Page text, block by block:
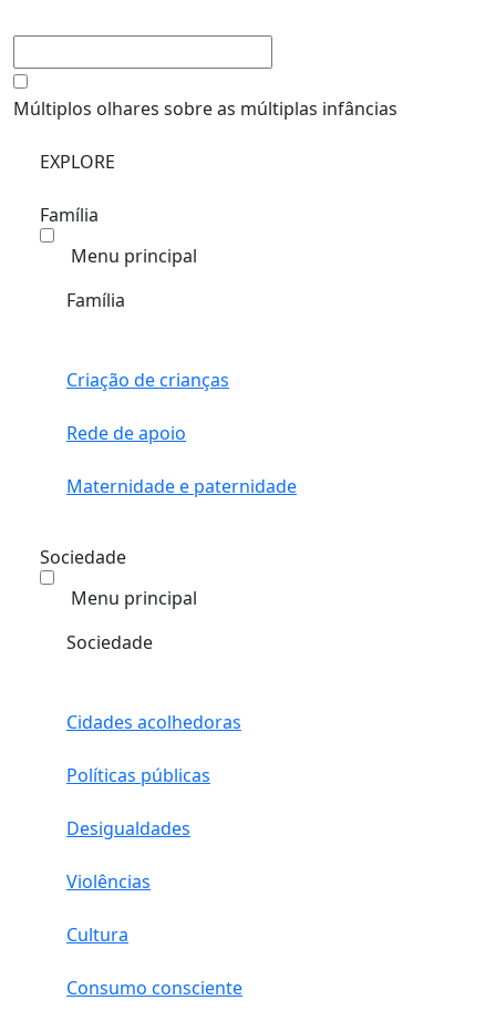
Múltiplos olhares sobre as múltiplas infâncias
EXPLORE
Família
Menu principal
Família
Criação de crianças
Rede de apoio
Maternidade e paternidade
Sociedade
Menu principal
Sociedade
Cidades acolhedoras
Políticas públicas
Desigualdades
Violências
Cultura
Consumo consciente